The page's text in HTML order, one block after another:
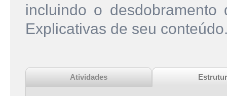
incluindo o
Explicativas de seu
Atividades